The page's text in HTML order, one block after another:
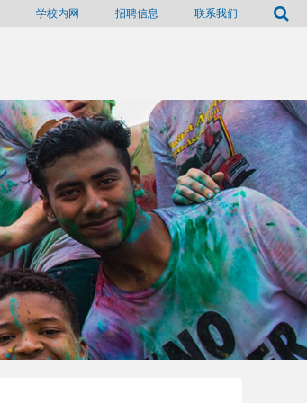
联系我们
招聘信息
学校内网